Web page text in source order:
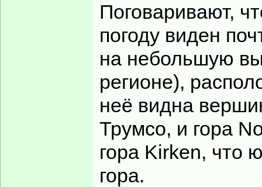
Поговаривают,
погоду виден
на небольшую
регионе),
неё видна
Трумсо, и гора
гора Kirken, что
гора.